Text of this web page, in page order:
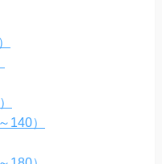
140）